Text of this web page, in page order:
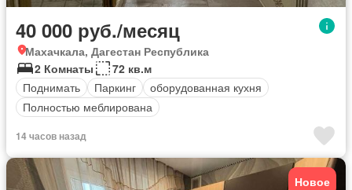
40 000 руб./месяц
Махачкала, Дагестан Республика
2 Комнаты
72 кв.м
Поднимать
Паркинг
оборудованная кухня
Полностью меблирована
14 часов назад
Новое